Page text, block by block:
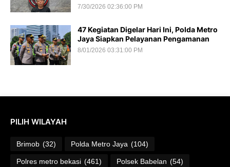
7/30/2026 02:36:00 PM
47 Kegiatan Digelar Hari Ini, Polda Metro
Jaya Siapkan Pelayanan Pengamanan
8/01/2026 03:31:00 PM
PILIH WILAYAH
Brimob (32) Polda Metro Jaya (104)
Polres metro bekasi (461) Polsek Babelan (54)